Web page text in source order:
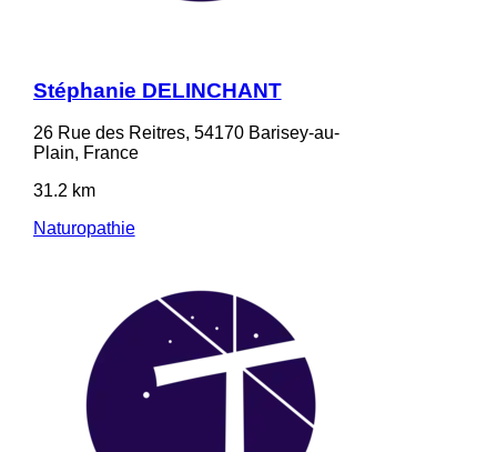
Stéphanie DELINCHANT
26 Rue des Reitres, 54170 Barisey-au-
Plain, France
31.2 km
Naturopathie